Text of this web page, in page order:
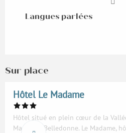
Langues parlées
Langues parlées
Sur place
Hôtel Le Madame
Hôtel situé en plein cœur de la
Massif de Belledonne. Le Madame,